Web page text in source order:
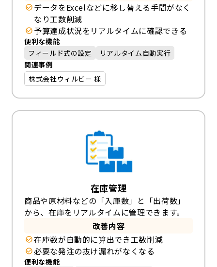
データをExcelなどに移し替える手間がなく
なり工数削減
予算達成状況をリアルタイムに確認できる
便利な機能
フィールド式の設定
リアルタイム自動実行
関連事例
株式会社ウィルビー 様
在庫管理
商品や原材料などの「入庫数」と「出荷数」
から、在庫をリアルタイムに管理できます。
改善内容
在庫数が自動的に算出でき工数削減
必要な発注の抜け漏れがなくなる
便利な機能